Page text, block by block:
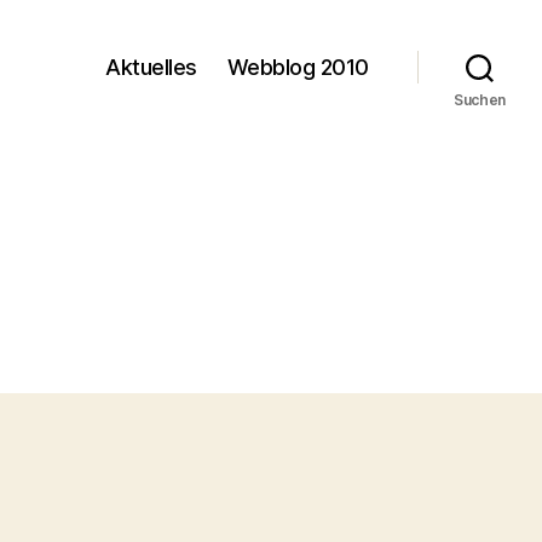
Aktuelles Webblog 2010
Suchen